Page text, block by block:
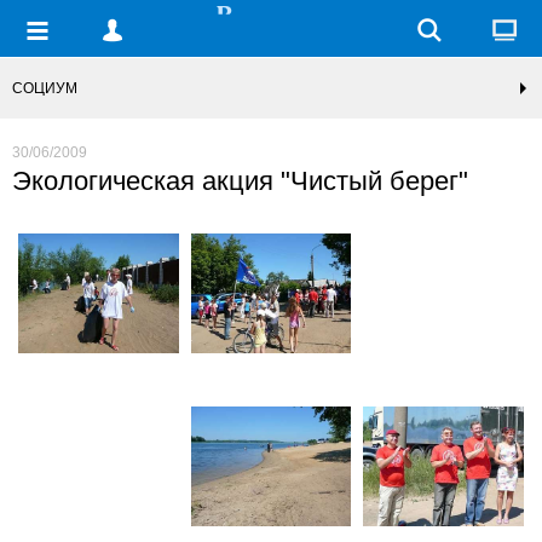
СОЦИУМ
30/06/2009
Экологическая акция "Чистый берег"